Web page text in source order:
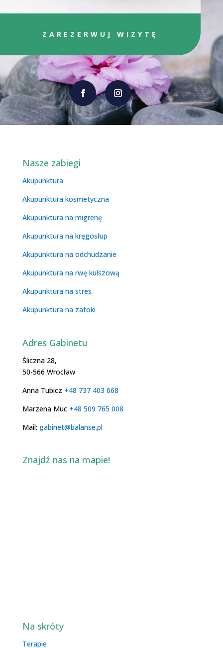
ZAREZERWUJ WIZYTĘ
Nasze zabiegi
Akupunktura
Akupunktura kosmetyczna
Akupunktura na migrenę
Akupunktura na kręgosłup
Akupunktura na odchudzanie
Akupunktura na rwę kulszową
Akupunktura na stres
Akupunktura na zatoki
Adres Gabinetu
Śliczna 28,
50-566 Wrocław
Anna Tubicz +48 737 403 668
Marzena Muc +48 509 765 008
Mail: gabinet@balanse.pl
Znajdź nas na mapie!
Na skróty
Terapie